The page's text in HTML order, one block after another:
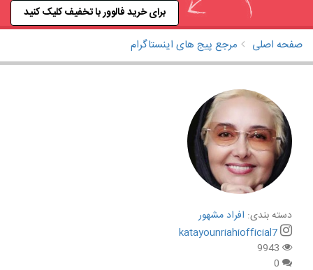
برای خرید فالوور با تخفیف کلیک کنید
صفحه اصلی مرجع پیج های اینستاگرام
دسته بندی: افراد مشهور
katayounriahiofficial7